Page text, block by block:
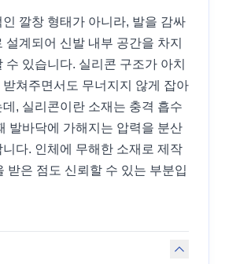
깔창 형태가 아니라, 발을 감싸
설계되어 신발 내부 공간을 차지
수 있습니다. 실리콘 구조가 아치
쳐주면서도 무너지지 않게 잡아
, 실리콘이란 소재는 충격 흡수
발바닥에 가해지는 압력을 분산
다. 인체에 무해한 소재로 제작
받은 점도 신뢰할 수 있는 부분입